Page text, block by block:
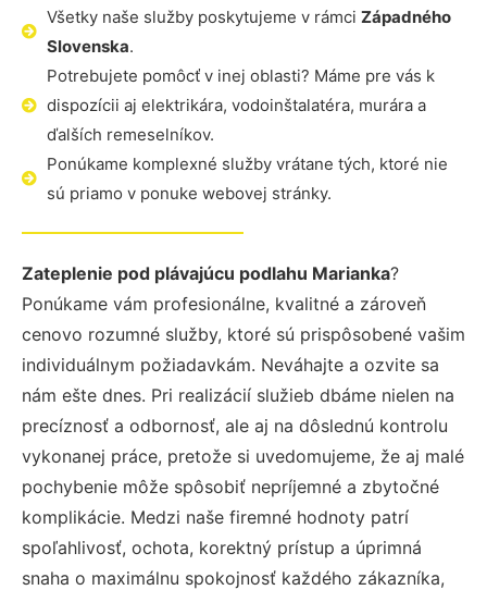
Všetky naše služby poskytujeme v rámci Západného
Slovenska.
Potrebujete pomôcť v inej oblasti? Máme pre vás k
dispozícii aj elektrikára, vodoinštalatéra, murára a
ďalších remeselníkov.
Ponúkame komplexné služby vrátane tých, ktoré nie
sú priamo v ponuke webovej stránky.
Zateplenie pod plávajúcu podlahu Marianka?
Ponúkame vám profesionálne, kvalitné a zároveň
cenovo rozumné služby, ktoré sú prispôsobené vašim
individuálnym požiadavkám. Neváhajte a ozvite sa
nám ešte dnes. Pri realizácií služieb dbáme nielen na
precíznosť a odbornosť, ale aj na dôslednú kontrolu
vykonanej práce, pretože si uvedomujeme, že aj malé
pochybenie môže spôsobiť nepríjemné a zbytočné
komplikácie. Medzi naše firemné hodnoty patrí
spoľahlivosť, ochota, korektný prístup a úprimná
snaha o maximálnu spokojnosť každého zákazníka,